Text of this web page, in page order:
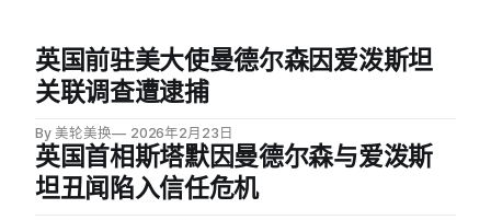
英国前驻美大使曼德尔森因爱泼斯坦
关联调查遭逮捕
By 美轮美换 2026年2月23日
英国首相斯塔默因曼德尔森与爱泼斯
坦丑闻陷入信任危机